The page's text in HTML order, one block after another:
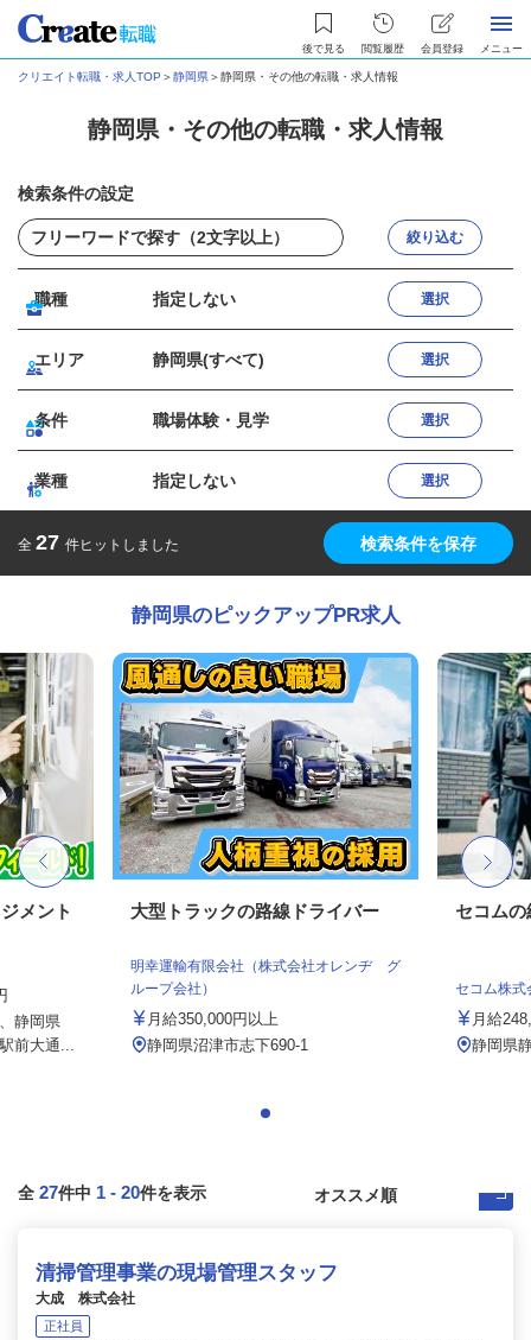
後で見る 閲覧履歴 会員登録 メニュー
クリエイト転職・求人TOP ＞静岡県＞静岡県・その他の転職・求人情報
静岡県・その他の転職・求人情報
検索条件の設定
絞り込む
職種 指定しない 選択
エリア 静岡県(すべて) 選択
条件 職場体験・見学 選択
業種 指定しない 選択
全 27 件ヒットしました 検索条件を保存
静岡県のピックアップPR求人
メント
静岡県
前大通...
大型トラックの路線ドライバー
明幸運輸有限会社（株式会社オレンヂ グ
ループ会社）
月給350,000円以上
静岡県沼津市志下690-1
セコムの
セコム株式
月給
静岡県
全 27件中 1 - 20件を表示
清掃管理事業の現場管理スタッフ
大成 株式会社
正社員